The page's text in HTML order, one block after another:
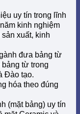
uy tín trong lĩnh
kinh nghiệm
xuất, kinh
đưa bảng từ
từ trong
Đào tạo.
hóa theo đúng
(mặt bảng) uy tín